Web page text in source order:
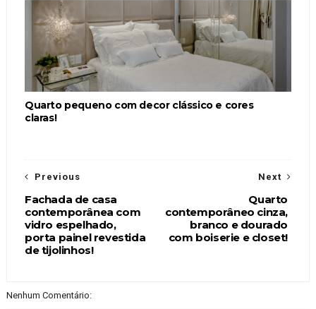
Quarto pequeno com decor clássico e cores
claras!
Next
Quarto
contemporâneo cinza,
branco e dourado
com boiserie e closet!
Previous
Fachada de casa
contemporânea com
vidro espelhado,
porta painel revestida
de tijolinhos!
Nenhum Comentário: